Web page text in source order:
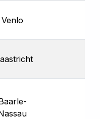
Venlo